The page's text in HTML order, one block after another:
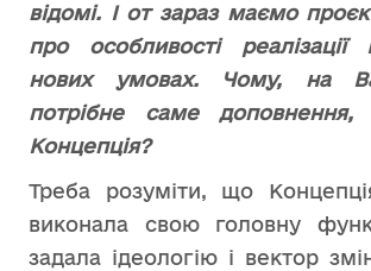
відомі. І от зараз маємо
про особливості реалізації
нових умовах. Чому, на
потрібне саме
Концепція?
Треба розуміти, що
виконала свою головну
задала ідеологію і вектор